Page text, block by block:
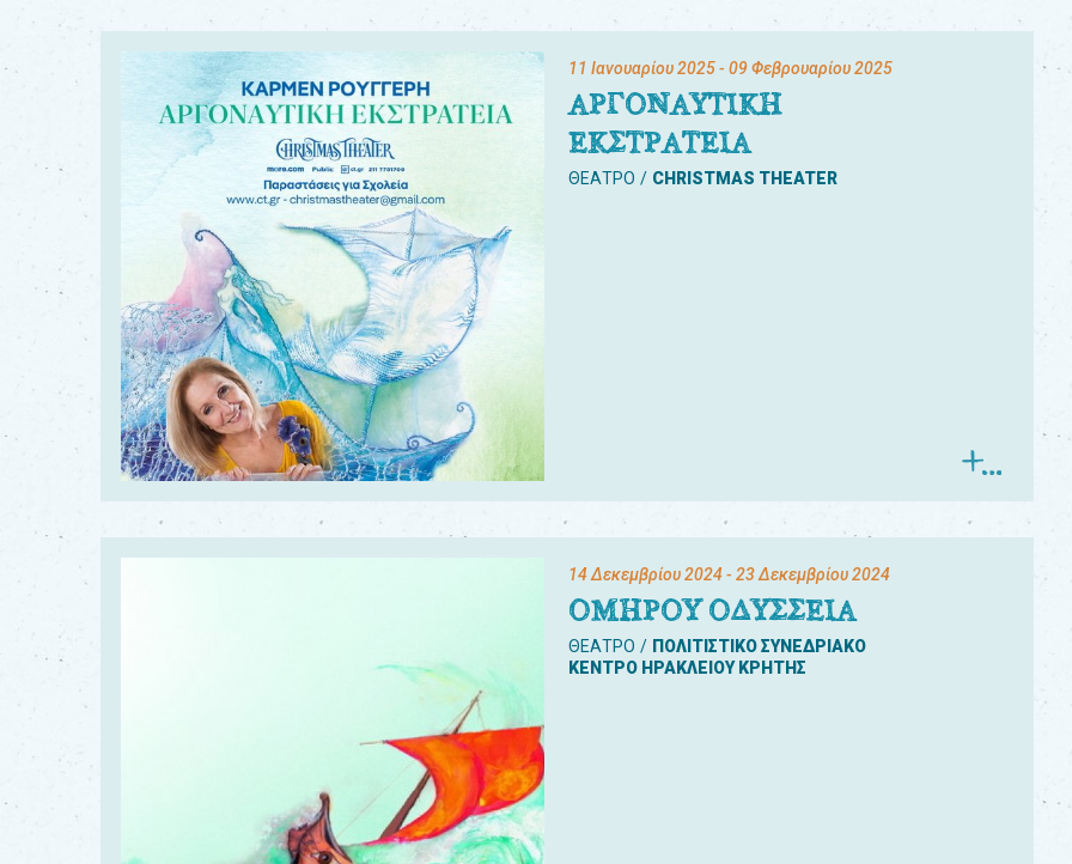
11 Ιανουαρίου 2025- 09 Φεβρουαρίου 2025
ΑΡΓΟΝΑΥΤΙΚΗ
ΕΚΣΤΡΑΤΕΙΑ
ΘΕΑΤΡΟ CHRISTMAS THEATER
14 Δεκεμβρίου 2024- 23 Δεκεμβρίου 2024
ΟΜΗΡΟΥ ΟΔΥΣΣΕΙΑ
ΘΕΑΤΡΟ
ΠΟΛΙΤΙΣΤΙΚΟ ΣΥΝΕΔΡΙΑΚΟ
ΚΕΝΤΡΟ ΗΡΑΚΛΕΙΟΥ ΚΡΗΤΗΣ